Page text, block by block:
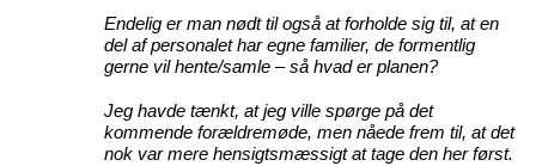
Endelig er man nødt til også at forholde sig til, at en
del af personalet har egne familier, de formentlig
gerne vil hente/samle – så hvad er planen?
Jeg havde tænkt, at jeg ville spørge på det
kommende forældremøde, men nåede frem til, at det
nok var mere hensigtsmæssigt at tage den her først.